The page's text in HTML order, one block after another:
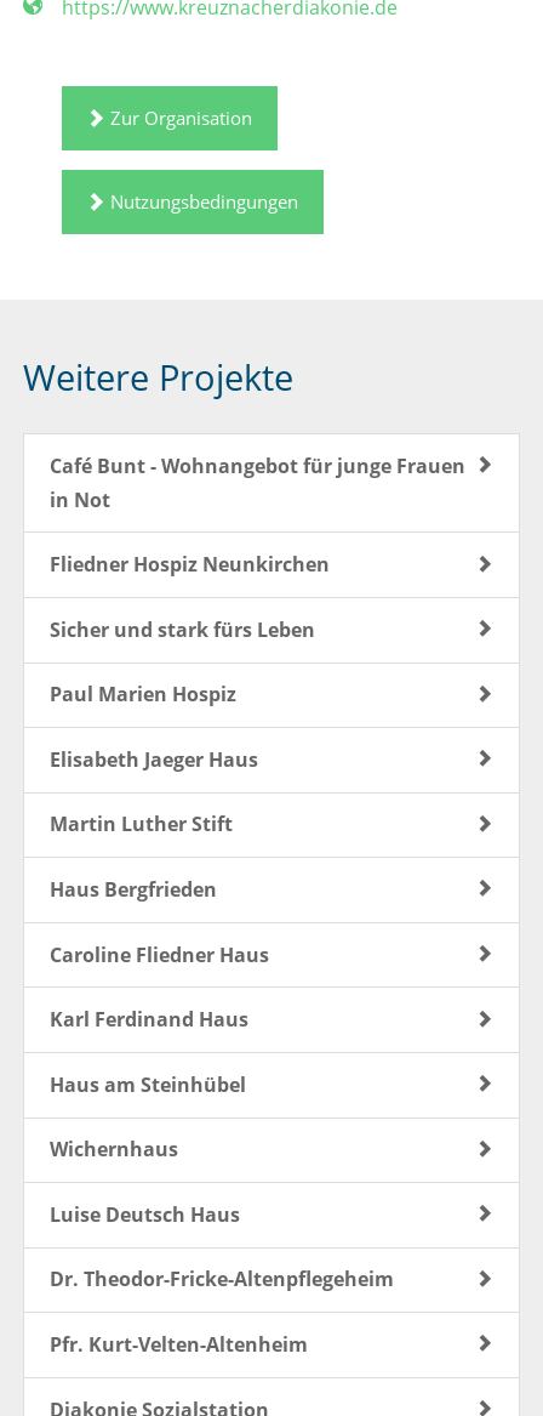
https://www.kreuznacherdiakonie.de
Zur Organisation
Nutzungsbedingungen
Weitere Projekte
Café Bunt - Wohnangebot für junge Frauen
in Not
Fliedner Hospiz Neunkirchen
Sicher und stark fürs Leben
Paul Marien Hospiz
Elisabeth Jaeger Haus
Martin Luther Stift
Haus Bergfrieden
Caroline Fliedner Haus
Karl Ferdinand Haus
Haus am Steinhübel
Wichernhaus
Luise Deutsch Haus
Dr. Theodor-Fricke-Altenpflegeheim
Pfr. Kurt-Velten-Altenheim
Diakonie Sozialstation